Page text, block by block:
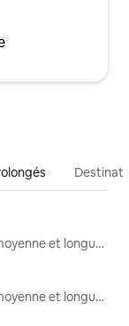
Locations moyenne et longue durée
Locations moyenne et longue durée